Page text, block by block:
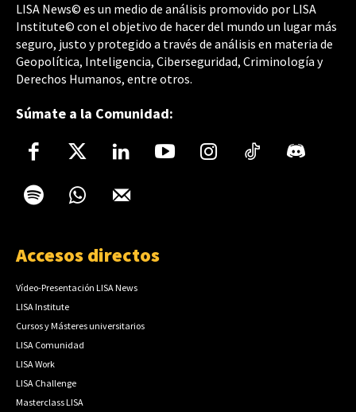
LISA News© es un medio de análisis promovido por LISA
Institute© con el objetivo de hacer del mundo un lugar más
seguro, justo y protegido a través de análisis en materia de
Geopolítica, Inteligencia, Ciberseguridad, Criminología y
Derechos Humanos, entre otros.
Súmate a la Comunidad:
Accesos directos
Vídeo-Presentación LISA News
LISA Institute
Cursos y Másteres universitarios
LISA Comunidad
LISA Work
LISA Challenge
Masterclass LISA